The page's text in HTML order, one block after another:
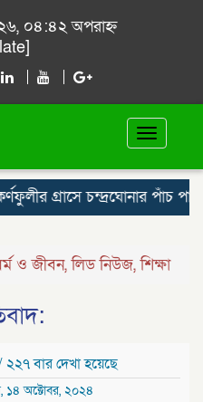
০৪:৪২ অপরাহ্ন
Toggle
গ্রাসে চন্দ্রঘোনার পাঁচ পাড়া,
ও জীবন,লিড নিউজ,শিক্ষা
২২৭ বার দেখা হয়েছে
অক্টোবর, ২০২৪